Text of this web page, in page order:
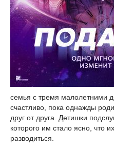
семья с тремя малолетними
счастливо, пока однажды
друг от друга. Детишки
которого им стало ясно, что
разводиться.